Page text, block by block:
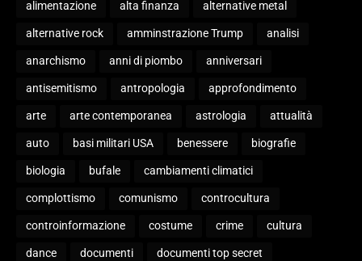
alimentazione alta finanza alternative metal
alternative rock amminstrazione Trump analisi
anarchismo anni di piombo anniversari
antisemitismo antropologia approfondimento
arte arte contemporanea astrologia attualità
auto basi militari USA benessere biografie
biologia bufale cambiamenti climatici
complottismo comunismo controcultura
controinformazione costume crime cultura
dance documenti documenti top secret